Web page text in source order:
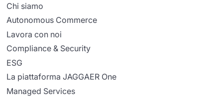
Chi siamo
Autonomous Commerce
Lavora con noi
Compliance & Security
ESG
La piattaforma JAGGAER One
Managed Services